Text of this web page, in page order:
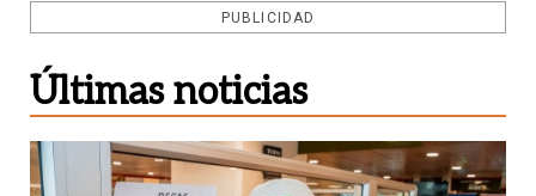
PUBLICIDAD
Últimas noticias